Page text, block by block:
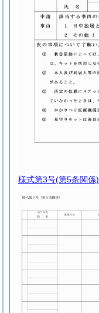
様式第3号(第5条関係)